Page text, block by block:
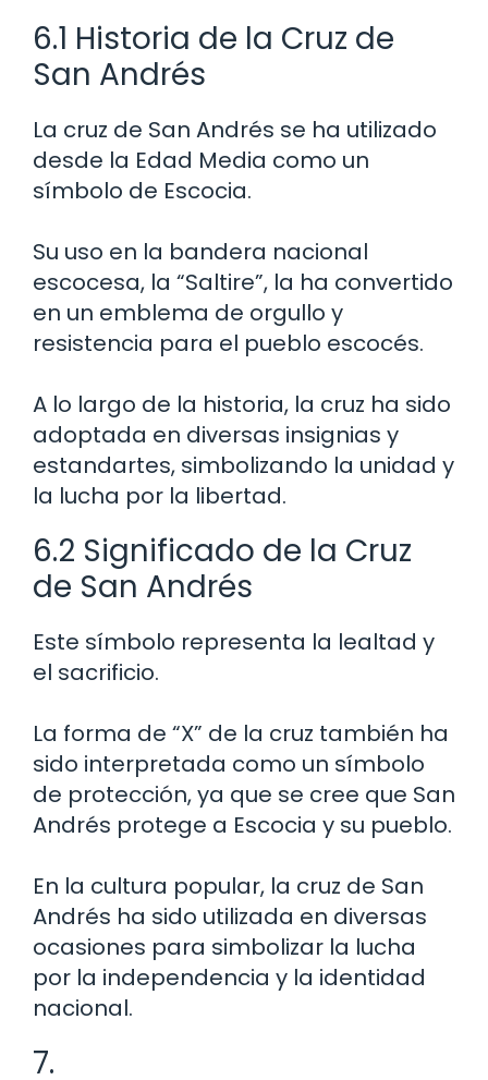
6.1 Historia de la Cruz de
San Andrés
La cruz de San Andrés se ha utilizado
desde la Edad Media como un
símbolo de Escocia.
Su uso en la bandera nacional
escocesa, la “Saltire”, la ha convertido
en un emblema de orgullo y
resistencia para el pueblo escocés.
A lo largo de la historia, la cruz ha sido
adoptada en diversas insignias y
estandartes, simbolizando la unidad y
la lucha por la libertad.
6.2 Significado de la Cruz
de San Andrés
Este símbolo representa la lealtad y
el sacrificio.
La forma de “X” de la cruz también ha
sido interpretada como un símbolo
de protección, ya que se cree que San
Andrés protege a Escocia y su pueblo.
En la cultura popular, la cruz de San
Andrés ha sido utilizada en diversas
ocasiones para simbolizar la lucha
por la independencia y la identidad
nacional.
7.